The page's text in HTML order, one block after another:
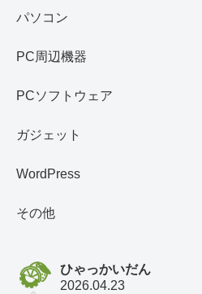
パソコン
PC周辺機器
PCソフトウェア
ガジェット
WordPress
その他
ひゃっかいだん
2026.04.23